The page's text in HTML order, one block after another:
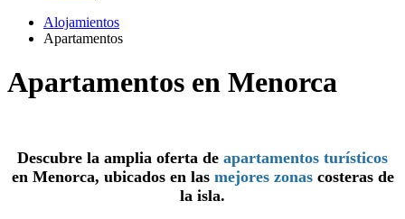
Alojamientos
Apartamentos
Apartamentos en Menorca
Descubre la amplia oferta de apartamentos turísticos
en Menorca, ubicados en las mejores zonascosteras de
la isla.